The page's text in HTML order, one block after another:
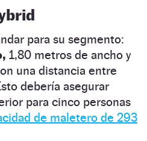
para su segmento:
1,80 metros de ancho y
una distancia entre
debería asegurar
para cinco personas
de maletero de 293